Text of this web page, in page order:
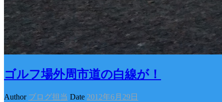
ゴルフ場外周市道の白線が！
Author ブログ担当 Date 2012年6月29日